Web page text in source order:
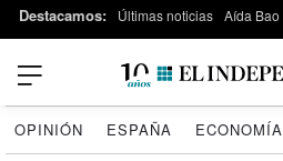
Destacamos: Últimas noticias Aída Bao
OPINIÓN ESPAÑA ECONOMÍA